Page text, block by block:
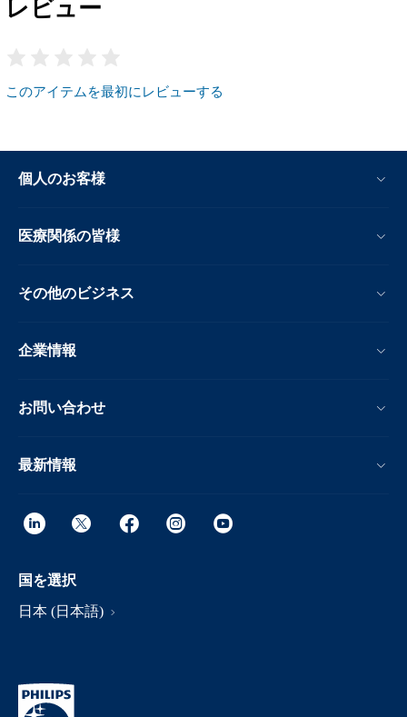
レビュー
このアイテムを最初にレビューする
個人のお客様
医療関係の皆様
その他のビジネス
企業情報
お問い合わせ
最新情報
国を選択
日本 (日本語)